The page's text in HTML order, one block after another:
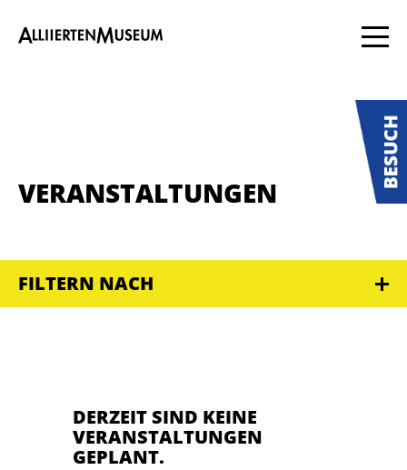
VERANSTALTUNGEN
FILTERN NACH
DERZEIT SIND KEINE
VERANSTALTUNGEN
GEPLANT.